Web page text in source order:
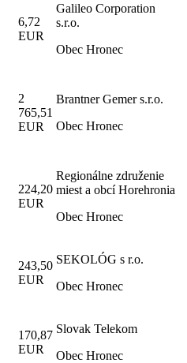
6,72
EUR
Galileo Corporation
s.r.o.
Obec Hronec
2
765,51
EUR
Brantner Gemer s.r.o.
Obec Hronec
224,20
EUR
Regionálne združenie
miest a obcí Horehronia
Obec Hronec
243,50
EUR
SEKOLÓG s r.o.
Obec Hronec
170,87
EUR
Slovak Telekom
Obec Hronec